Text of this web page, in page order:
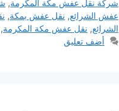
شركة نقل عفش مكة المكرمة,
عفش الشرائع, نقل عفش بمكة,
الشرائع, نقل عفش مكة المكرمة,
أضف تعليق